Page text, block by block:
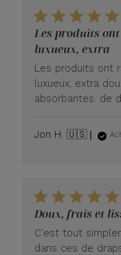
Les produits
luxueux, extra
Les produits ont
luxueux, extra
absorbantes. de
Jon H. 🇺🇸
Doux, frais et
C'est tout
dans ces de